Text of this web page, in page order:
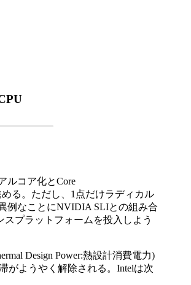
ルコア化とCore
める。ただし、1点だけラディカル
例なことにNVIDIA SLIとの組み合
プラットフォームを投入しよう
Design Power:熱設計消費電力)
がようやく解除される。Intelは次